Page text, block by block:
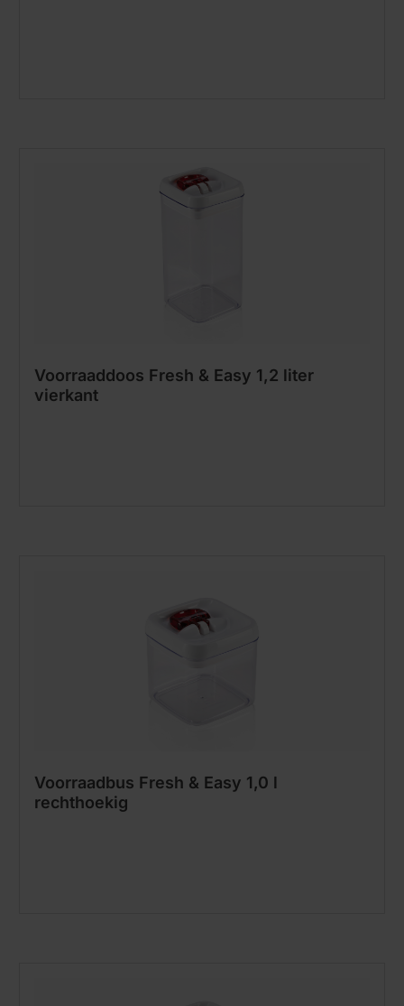
Voorraaddoos Fresh & Easy 1,2 liter
vierkant
Voorraadbus Fresh & Easy 1,0 l
rechthoekig